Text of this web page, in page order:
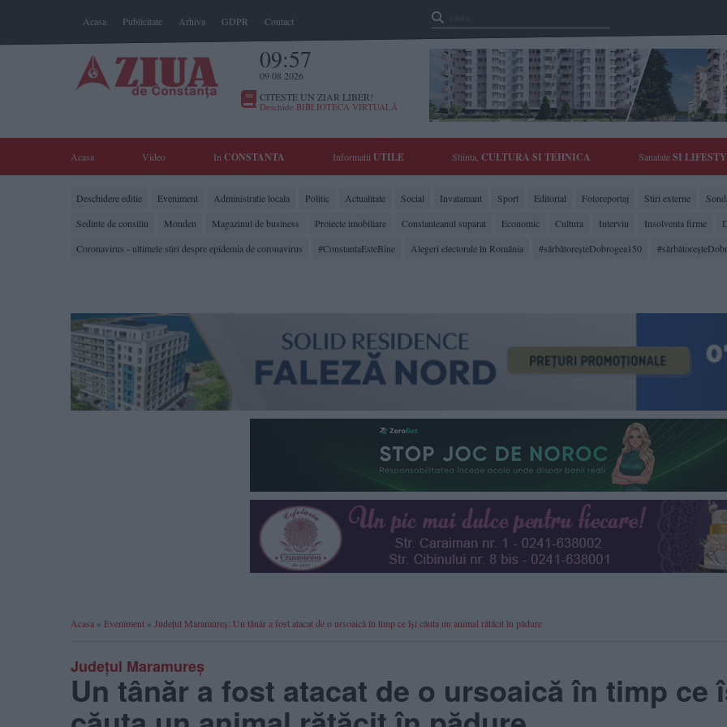
Acasa Publicitate Arhiva GDPR Contact
09:57
09 08 2026
CITESTE UN ZIAR LIBER!
Deschide BIBLIOTECA VIRTUALĂ
Acasa Video In CONSTANTA Informatii UTILE Stiinta, CULTURA SI TEHNICA SanatateSI
Deschidere editie Eveniment Administratie locala Politic Actualitate Social Invatamant Sport Editorial Fotoreportaj Stiri externe
Sedinte de consiliu
Monden Magazinul de business Proiecte imobiliare Constanteanul suparat Economic Cultura Interviu Insolventa firme
Coronavirus - ultimele stiri despre epidemia de coronavirus
#ConstantaEsteBine Alegeri electorale în România #sărbătoreşteDobrogea150
Acasa » Eveniment » Județul Maramureș: Un tânăr a fost atacat de o ursoaică în timp ce își căuta un animal rătăcit în pădure
Județul Maramureș
Un tânăr a fost atacat de o ursoaică în timp ce